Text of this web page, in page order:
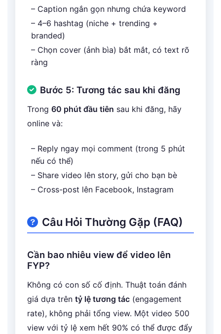
– Caption ngắn gọn nhưng chứa keyword
– 4–6 hashtag (niche + trending +
branded)
– Chọn cover (ảnh bìa) bắt mắt, có text rõ
ràng
Bước 5: Tương tác sau khi đăng
Trong 60 phút đầu tiên sau khi đăng, hãy
online và:
– Reply ngay mọi comment (trong 5 phút
nếu có thể)
– Share video lên story, gửi cho bạn bè
– Cross-post lên Facebook, Instagram
Câu Hỏi Thường Gặp (FAQ)
Cần bao nhiêu view để video lên
FYP?
Không có con số cố định. Thuật toán đánh
giá dựa trên tỷ lệ tương tác (engagement
rate), không phải tổng view. Một video 500
view với tỷ lệ xem hết 90% có thể được đẩy